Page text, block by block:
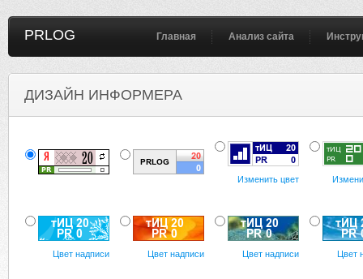
PRLOG Главная Анализ сайта
ДИЗАЙН ИНФОРМЕРА
Изменить цвет
Цвет надписи Цвет надписи Цвет надписи Цвет